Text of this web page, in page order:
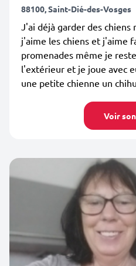
88100, Saint-Dié-des-Vosges
J'ai déjà garder des
j'aime les chiens et j'aime
promenades même je
l'extérieur et je joue avec
une petite chienne un
Voir